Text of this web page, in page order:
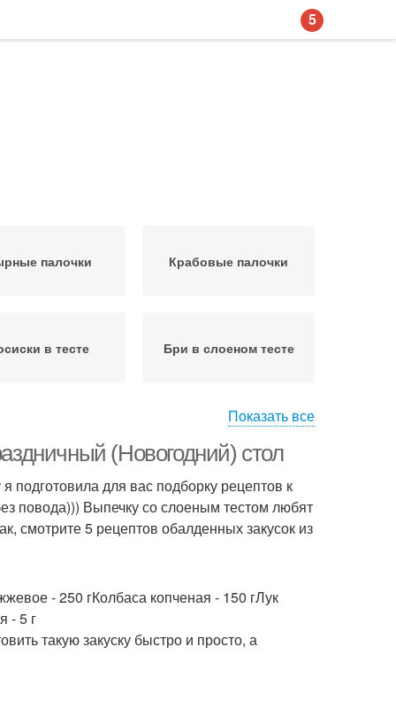
палочки Крабовые палочки
в тесте Бри в слоеном тесте
из лаваша
Тарталетки с
крабовыми палочками
тесто
Тарталетки из слоёного
Показать все
(Новогодний) стол
подготовила для вас подборку рецептов к
повода))) Выпечку со слоеным тестом любят
смотрите 5 рецептов обалденных закусок из
- 250 гКолбаса копченая - 150 гЛук
- 5 г
такую закуску быстро и просто, а
5